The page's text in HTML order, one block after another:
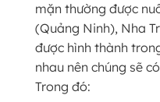
mặn thường được
(Quảng Ninh), Nha
được hình thành
nhau nên chúng sẽ
Trong đó: